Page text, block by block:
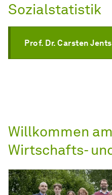
Sozialstatistik
Prof. Dr. Carsten
Willkommen
Wirtschafts-